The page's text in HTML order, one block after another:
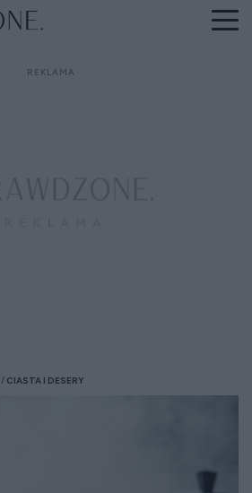
CIASTA I DESERY